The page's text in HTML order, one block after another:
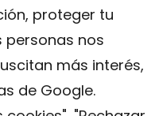
proteger tu
nos
más interés,
de Google.